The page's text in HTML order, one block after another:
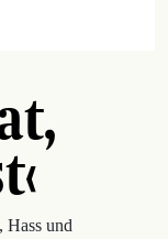
Hass und